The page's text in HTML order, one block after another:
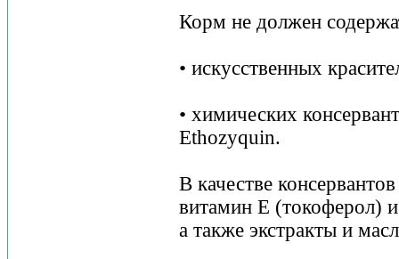
Корм не должен
• искусственных
• химических
Ethozyquin.
В качестве
витамин Е (токоферол)
а также экстракты и